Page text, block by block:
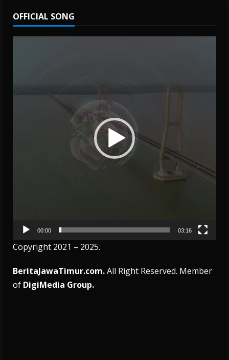
OFFICIAL SONG
00:00 03:16
Copyright 2021 – 2025.
BeritaJawaTimur.com.All Right Reserved. Member
of DigiMedia Group.